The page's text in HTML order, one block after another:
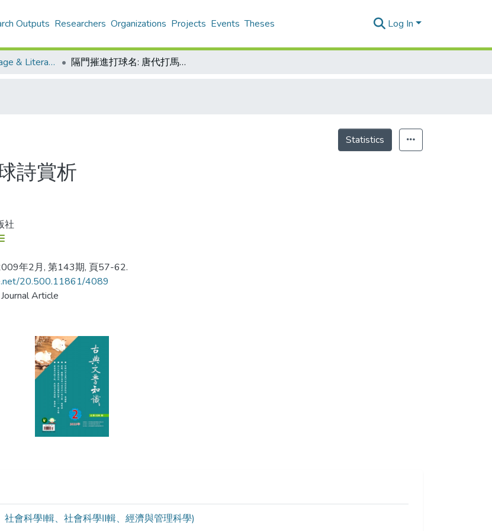
Outputs Researchers Organizations Projects Events Theses Log In
Chinese Language & Literature - Publication 隔門摧進打球名: 唐代打馬球詩賞析
Statistics
詩賞析
社
年2月, 第143期, 頁57-62.
20.500.11861/4089
Article
會科學Ⅰ輯、社會科學Ⅱ輯、經濟與管理科學)